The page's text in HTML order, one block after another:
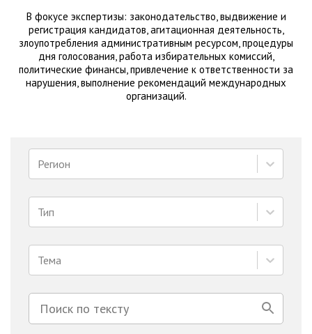
В фокусе экспертизы: законодательство, выдвижение и
регистрация кандидатов, агитационная деятельность,
злоупотребления административным ресурсом, процедуры
дня голосования, работа избирательных комиссий,
политические финансы, привлечение к ответственности за
нарушения, выполнение рекомендаций международных
организаций.
Регион
Тип
Тема